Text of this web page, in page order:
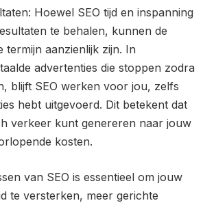
Hoewel SEO tijd en inspanning
te behalen, kunnen de
termijn aanzienlijk zijn. In
advertenties die stoppen zodra
blijft SEO werken voor jou, zelfs
hebt uitgevoerd. Dit betekent dat
verkeer kunt genereren naar jouw
kosten.
van SEO is essentieel om jouw
te versterken, meer gerichte